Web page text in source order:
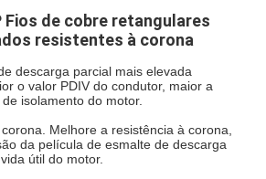
Fios de cobre retangulares
resistentes à corona
descarga parcial mais elevada
o valor PDIV do condutor, maior a
isolamento do motor.
Melhore a resistência à corona,
da película de esmalte de descarga
útil do motor.